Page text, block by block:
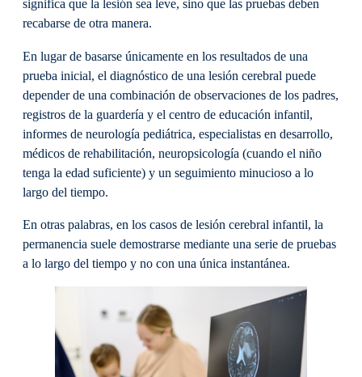
significa que la lesión sea leve, sino que las pruebas deben
recabarse de otra manera.
En lugar de basarse únicamente en los resultados de una
prueba inicial, el diagnóstico de una lesión cerebral puede
depender de una combinación de observaciones de los padres,
registros de la guardería y el centro de educación infantil,
informes de neurología pediátrica, especialistas en desarrollo,
médicos de rehabilitación, neuropsicología (cuando el niño
tenga la edad suficiente) y un seguimiento minucioso a lo
largo del tiempo.
En otras palabras, en los casos de lesión cerebral infantil, la
permanencia suele demostrarse mediante una serie de pruebas
a lo largo del tiempo y no con una única instantánea.